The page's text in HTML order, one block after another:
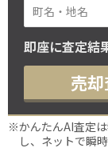
即座に査定結
売
※かんたんAI査定
し、ネットで瞬